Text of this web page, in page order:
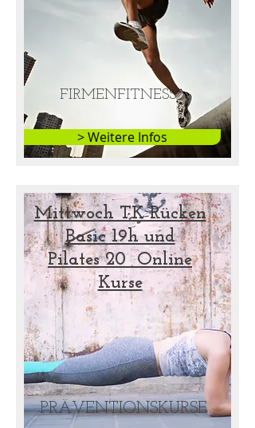
FIRMENFITNESS
> Weitere Infos
PRÄVENTIONSKURSE
Mittwoch TK Rücken
Basic 19h und
Pilates 20 Online
Kurse